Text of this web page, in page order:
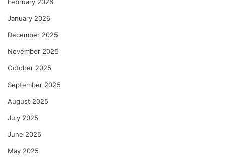
January 2026
December 2025
November 2025
October 2025
September 2025
August 2025
July 2025
June 2025
May 2025